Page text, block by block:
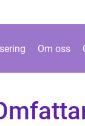
Om oss